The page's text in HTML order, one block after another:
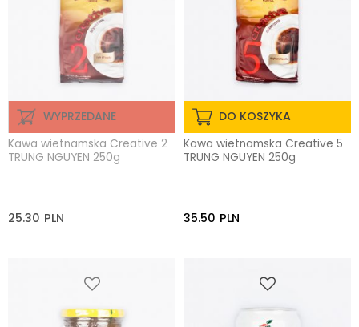
WYPRZEDANE
Kawa wietnamska Creative 2
TRUNG NGUYEN 250g
25.30 PLN
DO KOSZYKA
Kawa wietnamska Creative 5
TRUNG NGUYEN 250g
35.50 PLN